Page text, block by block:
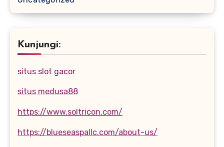
Kunjungi:
situs slot gacor
situs medusa88
https://www.soltricon.com/
https://blueseaspallc.com/about-us/